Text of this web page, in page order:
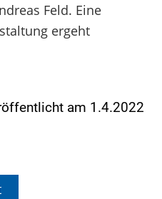
Feld. Eine
ergeht
am 1.4.2022